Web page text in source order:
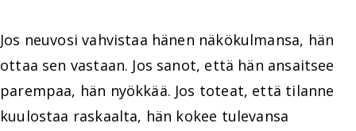
Jos neuvosi vahvistaa hänen näkökulmansa, hän
ottaa sen vastaan. Jos sanot, että hän ansaitsee
parempaa, hän nyökkää. Jos toteat, että tilanne
kuulostaa raskaalta, hän kokee tulevansa